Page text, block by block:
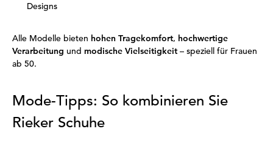
Designs
Alle Modelle bieten hohen Tragekomfort, hochwertige
Verarbeitung und modische Vielseitigkeit – speziell für Frauen
ab 50.
Mode-Tipps: So kombinieren Sie
Rieker Schuhe